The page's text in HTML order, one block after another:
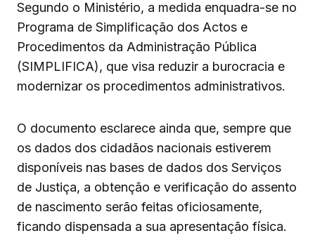
Segundo o Ministério, a medida enquadra-se no
Programa de Simplificação dos Actos e
Procedimentos da Administração Pública
(SIMPLIFICA), que visa reduzir a burocracia e
modernizar os procedimentos administrativos.
O documento esclarece ainda que, sempre que
os dados dos cidadãos nacionais estiverem
disponíveis nas bases de dados dos Serviços
de Justiça, a obtenção e verificação do assento
de nascimento serão feitas oficiosamente,
ficando dispensada a sua apresentação física.